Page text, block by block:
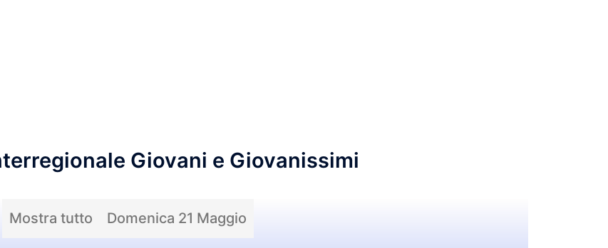
Giovani e Giovanissimi
Mostra tutto Domenica 21 Maggio